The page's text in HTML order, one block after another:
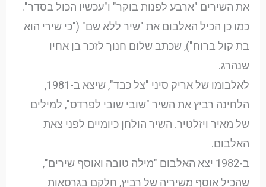
את השירים "ארבע לפנות בוקר" ו"עכשיו הכול בסדר".
כמו כן הכיל האלבום את "שיר ללא שם" ("כי שירי הוא
בת קול ברוח"), שכתב שלום חנוך לזכר בן אחיו
שנהרג.
לאלבומו של אריק סיני "צל כבד", שיצא ב-1981,
הלחינה רביץ את השיר "שובי שובי לפרדס", למילים
של מאיר ויזלטיר. השיר הולחן כיומיים לפני צאת
האלבום.
ב-1982 יצא האלבום "מילה טובה ואוסף שירים",
שהכיל אוסף משיריה של רביץ, חלקם בגרסאות